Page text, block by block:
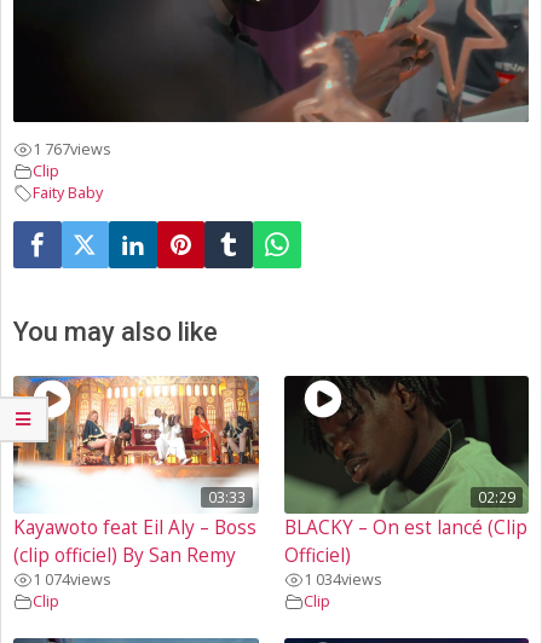
1 767views
Clip
Faity Baby
You may also like
03:33
Kayawoto feat Eil Aly – Boss
(clip officiel) By San Remy
1 074views
Clip
02:29
BLACKY – On est lancé (Clip
Officiel)
1 034views
Clip